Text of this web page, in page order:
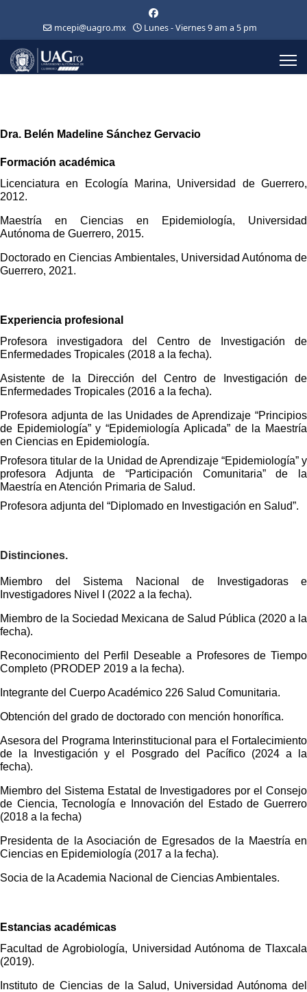
mcepi@uagro.mx Lunes - Viernes 9 am a 5 pm
Dra. Belén Madeline Sánchez Gervacio
Formación académica
Licenciatura en Ecología Marina, Universidad de Guerrero,
2012.
Maestría en Ciencias en Epidemiología, Universidad
Autónoma de Guerrero, 2015.
Doctorado en Ciencias Ambientales, Universidad Autónoma de
Guerrero, 2021.
Experiencia profesional
Profesora investigadora del Centro de Investigación de
Enfermedades Tropicales (2018 a la fecha).
Asistente de la Dirección del Centro de Investigación de
Enfermedades Tropicales (2016 a la fecha).
Profesora adjunta de las Unidades de Aprendizaje “Principios
de Epidemiología” y “Epidemiología Aplicada” de la Maestría
en Ciencias en Epidemiología.
Profesora titular de la Unidad de Aprendizaje “Epidemiología” y
profesora Adjunta de “Participación Comunitaria” de la
Maestría en Atención Primaria de Salud.
Profesora adjunta del “Diplomado en Investigación en Salud”.
Distinciones.
Miembro del Sistema Nacional de Investigadoras e
Investigadores Nivel I (2022 a la fecha).
Miembro de la Sociedad Mexicana de Salud Pública (2020 a la
fecha).
Reconocimiento del Perfil Deseable a Profesores de Tiempo
Completo (PRODEP 2019 a la fecha).
Integrante del Cuerpo Académico 226 Salud Comunitaria.
Obtención del grado de doctorado con mención honorífica.
Asesora del Programa Interinstitucional para el Fortalecimiento
de la Investigación y el Posgrado del Pacífico (2024 a la
fecha).
Miembro del Sistema Estatal de Investigadores por el Consejo
de Ciencia, Tecnología e Innovación del Estado de Guerrero
(2018 a la fecha)
Presidenta de la Asociación de Egresados de la Maestría en
Ciencias en Epidemiología (2017 a la fecha).
Socia de la Academia Nacional de Ciencias Ambientales.
Estancias académicas
Facultad de Agrobiología, Universidad Autónoma de Tlaxcala
(2019).
Instituto de Ciencias de la Salud, Universidad Autónoma del